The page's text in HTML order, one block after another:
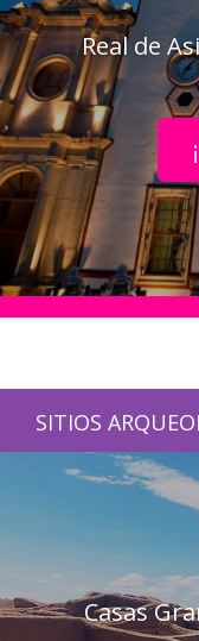
Real de
SITIOS
Casas